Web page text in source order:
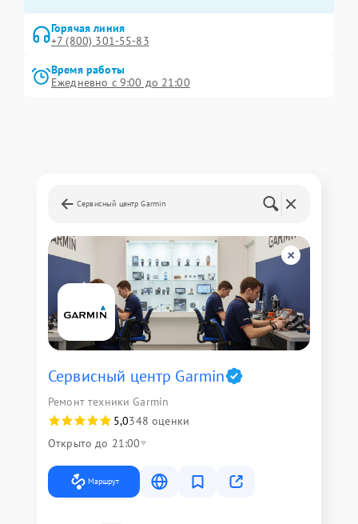
Горячая линия
+7 (800) 301-55-83
Время работы
Ежедневно с 9:00 до 21:00
Сервисный центр Garmin
Сервисный центр Garmin
Ремонт техники Garmin
5,0348 оценки
Открыто до 21:00
Маршрут